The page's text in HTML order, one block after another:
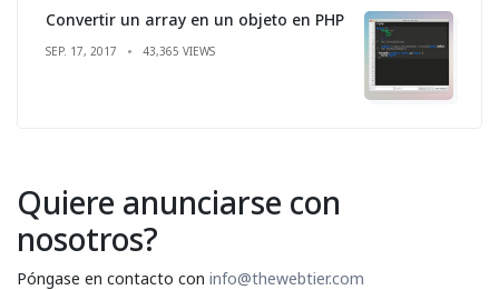
Convertir un array en un objeto en PHP
SEP. 17, 2017 43,365 VIEWS
Quiere anunciarse con
nosotros?
Póngase en contacto con info@thewebtier.com